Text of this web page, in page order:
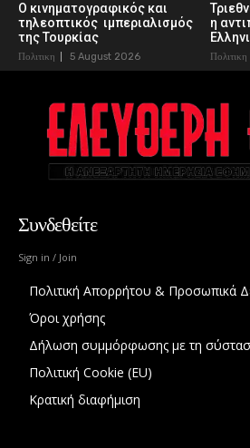
Ο κινηματογραφικός και
τηλεοπτικός ιμπεριαλισμός
της Τουρκίας
Πολιτικη 5 August 2026
η
Πολιτικη
Συνδεθείτε
Sign in / Join
Πολιτική Απορρήτου & Προσωπικά
Όροι χρήσης
Δήλωση συμμόρφωσης με τη
Πολιτική Cookie (EU)
Κρατική διαφήμιση